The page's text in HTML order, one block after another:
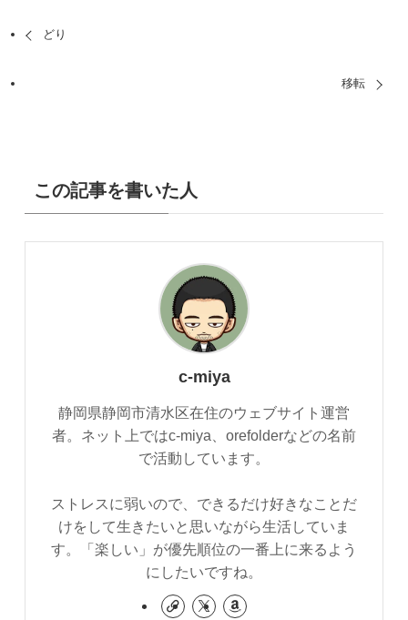
どり
移転
この記事を書いた人
c-miya
静岡県静岡市清水区在住のウェブサイト運営
者。ネット上ではc-miya、orefolderなどの名前
で活動しています。
ストレスに弱いので、できるだけ好きなことだ
けをして生きたいと思いながら生活していま
す。「楽しい」が優先順位の一番上に来るよう
にしたいですね。